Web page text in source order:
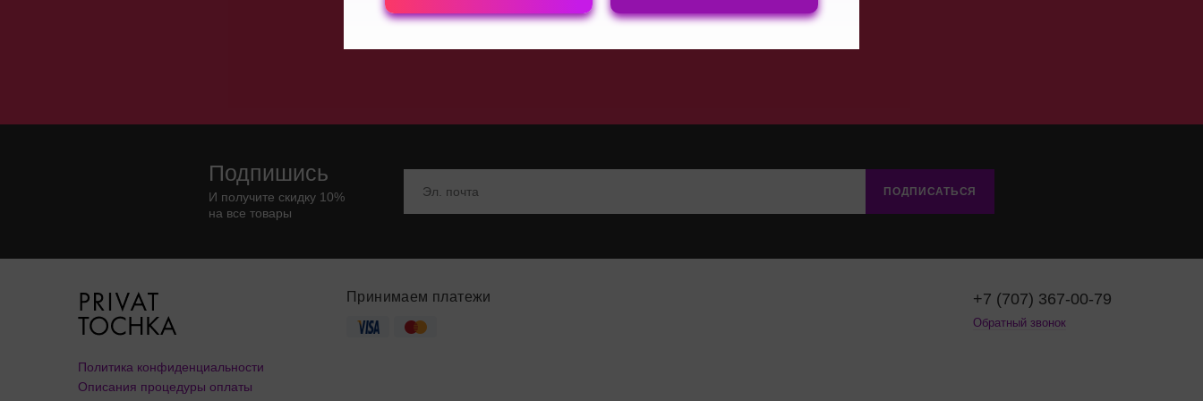
Страпоны для мужчин
Подпишись
И получите скидку 10%
на все товары
ПОДПИСАТЬСЯ
Политика конфиденциальности
Описания процедуры оплаты
+7 (707) 367-00-79
Обратный звонок
Принимаем платежи